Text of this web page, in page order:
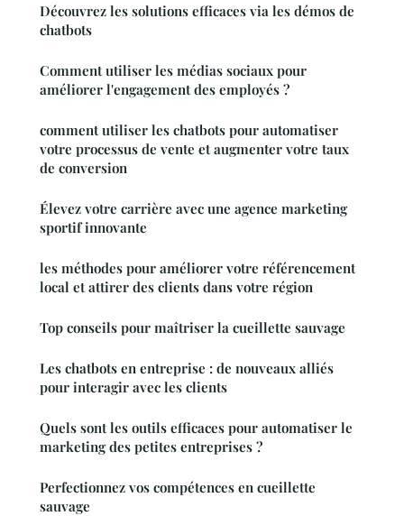
Découvrez les solutions efficaces via les démos de
chatbots
Comment utiliser les médias sociaux pour
améliorer l'engagement des employés ?
comment utiliser les chatbots pour automatiser
votre processus de vente et augmenter votre taux
de conversion
Élevez votre carrière avec une agence marketing
sportif innovante
les méthodes pour améliorer votre référencement
local et attirer des clients dans votre région
Top conseils pour maîtriser la cueillette sauvage
Les chatbots en entreprise : de nouveaux alliés
pour interagir avec les clients
Quels sont les outils efficaces pour automatiser le
marketing des petites entreprises ?
Perfectionnez vos compétences en cueillette
sauvage